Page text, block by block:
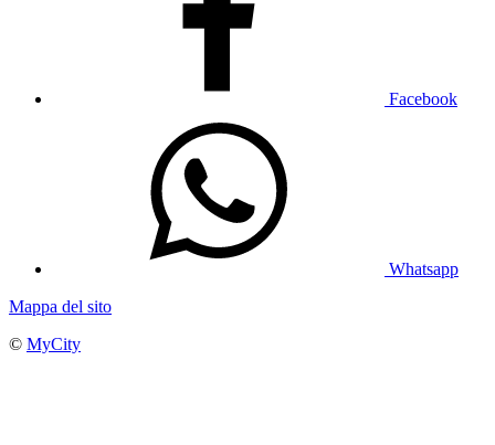
Facebook
Whatsapp
Mappa del sito
© MyCity